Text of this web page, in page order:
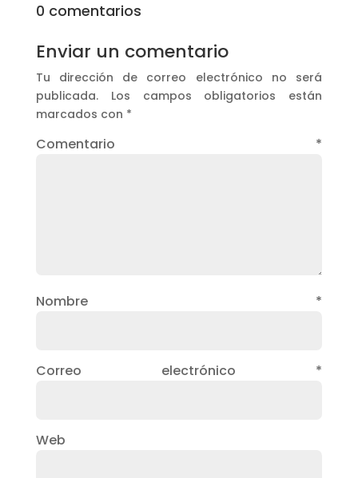
0 comentarios
Enviar un comentario
Tu dirección de correo electrónico no será
publicada.
Los campos obligatorios están
marcados con *
Comentario *
Nombre *
Correo electrónico *
Web